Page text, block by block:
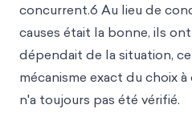
concurrent.6 Au lieu de
causes était la bonne, ils
dépendait de la situation,
mécanisme exact du choix
n'a toujours pas été vérifié.